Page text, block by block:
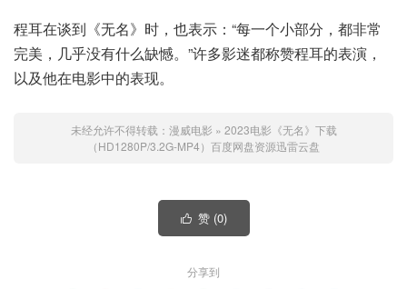
程耳在谈到《无名》时，也表示：“每一个小部分，都非常
完美，几乎没有什么缺憾。”许多影迷都称赞程耳的表演，
以及他在电影中的表现。
未经允许不得转载： 漫威电影 » 2023电影《无名》下载
（HD1280P/3.2G-MP4）百度网盘资源迅雷云盘
 赞 (0)
分享到